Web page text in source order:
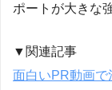
ポートが大きな
▼関連記事
面白いPR動画で